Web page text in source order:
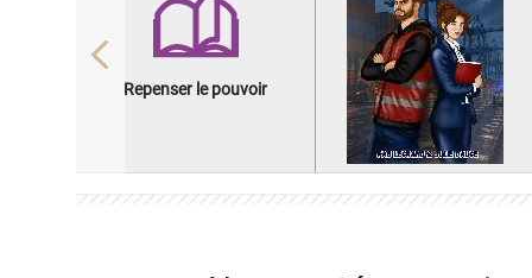
Repenser le pouvoir
Previous